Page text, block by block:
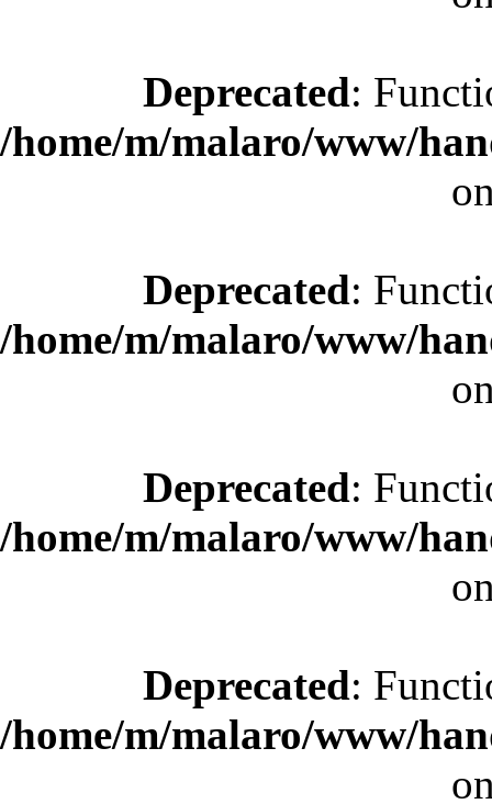
Deprecated:
/home/m/malaro/www/
Deprecated:
/home/m/malaro/www/
Deprecated:
/home/m/malaro/www/
Deprecated:
/home/m/malaro/www/